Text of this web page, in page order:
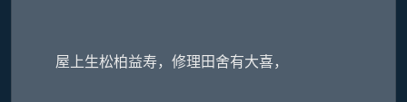
屋上生松柏益寿，修理田舍有大喜，